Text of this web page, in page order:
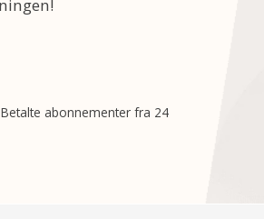
abonnementer fra 24